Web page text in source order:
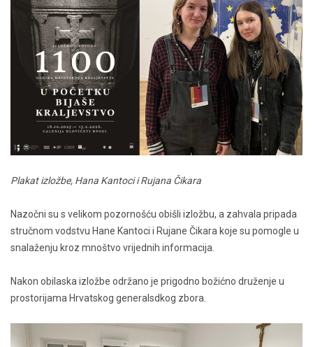
Plakat izložbe, Hana Kantoci i Rujana Čikara
Nazočni su s velikom pozornošću obišli izložbu, a zahvala pripada
stručnom vodstvu Hane Kantoci i Rujane Čikara koje su pomogle u
snalaženju kroz mnoštvo vrijednih informacija.
Nakon obilaska izložbe održano je prigodno božićno druženje u
prostorijama Hrvatskog generalsdkog zbora.